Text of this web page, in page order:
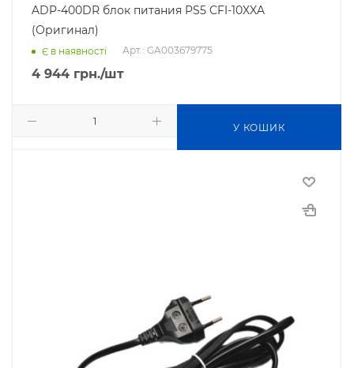
ADP-400DR блок питания PS5 CFI-10XXA
(Оригинал)
Є в наявності Арт.: GA003679775
4 944 грн./шт
У КОШИК